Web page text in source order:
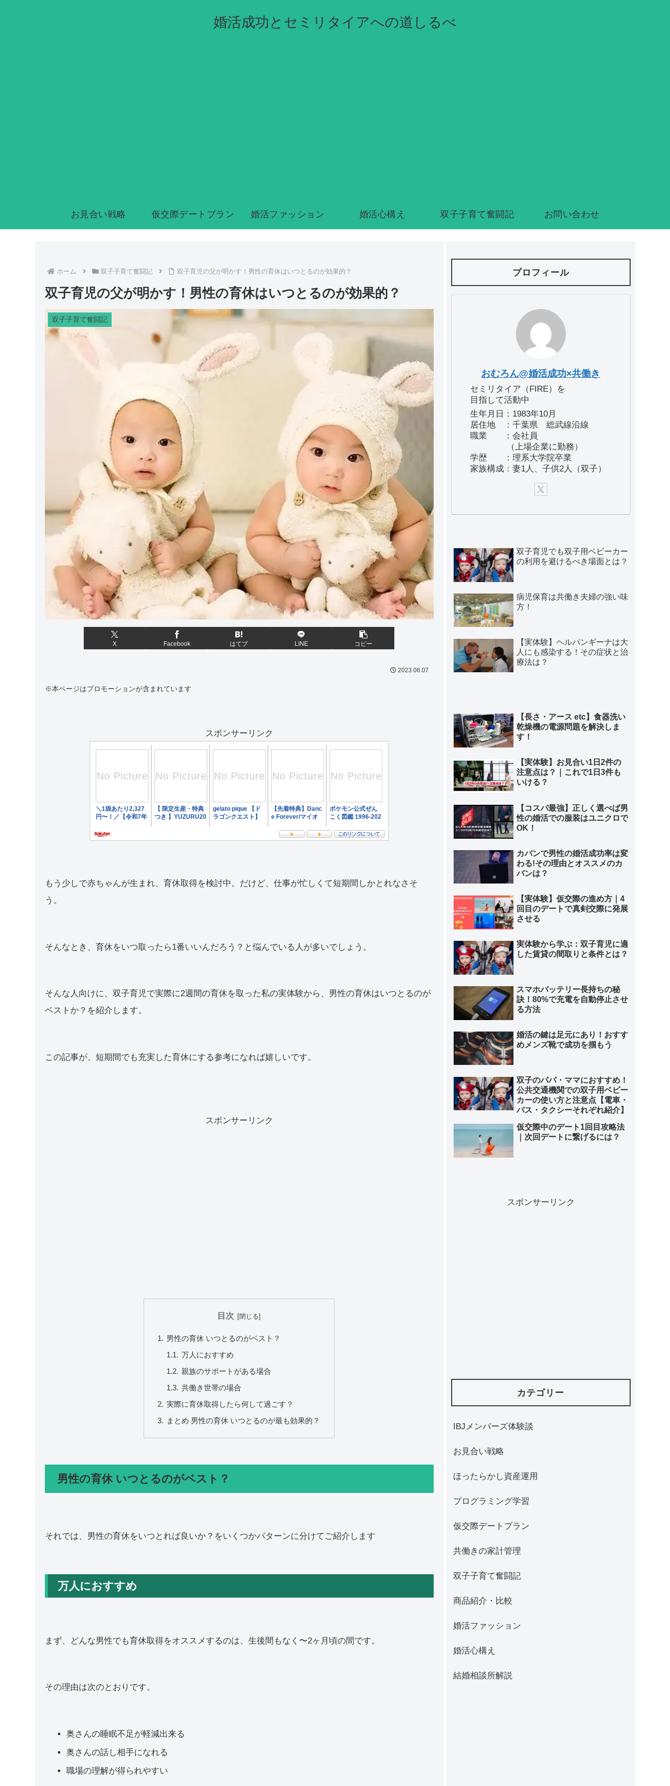
婚活成功とセミリタイアへの道しるべ
お見合い戦略 仮交際デートプラン 婚活ファッション 婚活心構え 双子子育て奮闘記 お問い合わせ
ホーム 双子子育て奮闘記 双子育児の父が明かす！男性の育休はいつとるのが効果的？
双子育児の父が明かす！男性の育休はいつとるのが効果的？
双子子育て奮闘記
X Facebook はてブ LINE コピー
2023.06.07
※本ページはプロモーションが含まれています
スポンサーリンク
もう少しで赤ちゃんが生まれ、育休取得を検討中。だけど、仕事が忙しくて短期間しかとれなさそ
う。
そんなとき、育休をいつ取ったら1番いいんだろう？と悩んでいる人が多いでしょう。
そんな人向けに、双子育児で実際に2週間の育休を取った私の実体験から、男性の育休はいつとるのが
ベストか？を紹介します。
この記事が、短期間でも充実した育休にする参考になれば嬉しいです。
スポンサーリンク
目次
男性の育休 いつとるのがベスト？
万人におすすめ
親族のサポートがある場合
共働き世帯の場合
実際に育休取得したら何して過ごす？
まとめ 男性の育休 いつとるのが最も効果的？
男性の育休 いつとるのがベスト？
それでは、男性の育休をいつとれば良いか？をいくつかパターンに分けてご紹介します
万人におすすめ
まず、どんな男性でも育休取得をオススメするのは、生後間もなく〜2ヶ月頃の間です。
その理由は次のとおりです。
奥さんの睡眠不足が軽減出来る
奥さんの話し相手になれる
職場の理解が得られやすい
プロフィール
おむろん@婚活成功×共働き
セミリタイア（FIRE）を
目指して活動中
生年月日：1983年10月
居住地 ：千葉県 総武線沿線
職業 ：会社員
（上場企業に勤務）
学歴 ：理系大学院卒業
家族構成：妻1人、子供2人（双子）
双子育児でも双子用ベビーカー
の利用を避けるべき場面とは？
病児保育は共働き夫婦の強い味
方！
【実体験】ヘルパンギーナは大
人にも感染する！その症状と治
療法は？
【長さ・アース etc】食器洗い
乾燥機の電源問題を解決しま
す！
【実体験】お見合い1日2件の
注意点は？｜これで1日3件も
いける？
【コスパ最強】正しく選べば男
性の婚活での服装はユニクロで
OK！
カバンで男性の婚活成功率は変
わる!その理由とオススメのカ
バンは？
【実体験】仮交際の進め方｜4
回目のデートで真剣交際に発展
させる
実体験から学ぶ：双子育児に適
した賃貸の間取りと条件とは？
スマホバッテリー長持ちの秘
訣！80%で充電を自動停止させ
る方法
婚活の鍵は足元にあり！おすす
めメンズ靴で成功を掴もう
双子のパパ・ママにおすすめ！
公共交通機関での双子用ベビー
カーの使い方と注意点【電車・
バス・タクシーそれぞれ紹介】
仮交際中のデート1回目攻略法
｜次回デートに繋げるには？
スポンサーリンク
カテゴリー
IBJメンバーズ体験談
お見合い戦略
ほったらかし資産運用
プログラミング学習
仮交際デートプラン
共働きの家計管理
双子子育て奮闘記
商品紹介・比較
婚活ファッション
婚活心構え
結婚相談所解説